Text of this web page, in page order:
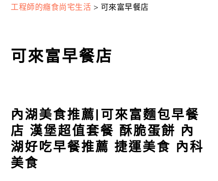
工程師的癮食尚宅生活 > 可來富早餐店
可來富早餐店
內湖美食推薦|可來富麵包早餐
店 漢堡超值套餐 酥脆蛋餅 內
湖好吃早餐推薦 捷運美食 內科
美食